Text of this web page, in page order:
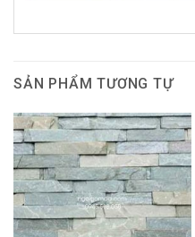
SẢN PHẨM TƯƠNG TỰ